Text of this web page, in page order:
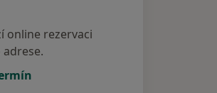
online rezervaci
adrese.